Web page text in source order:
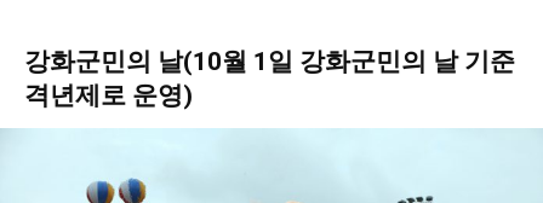
강화군민의 날(10월 1일 강화군민의 날 기준
격년제로 운영)